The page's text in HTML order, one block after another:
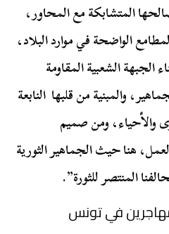
المتشابكة مع المحاور،
الواضحة في موارد البلاد،
الجبهة الشعبية المقاومة
والمبنية من قلبها النابعة
والأحياء، ومن صميم
هنا حيث الجماهير الثورية
المنتصر للثورة”.
في تونس